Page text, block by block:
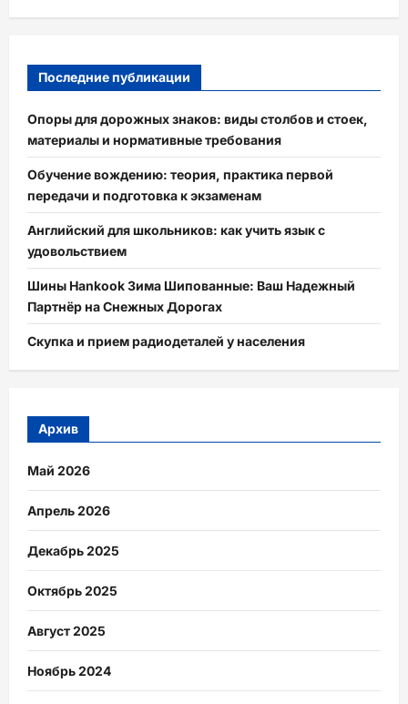
Последние публикации
Опоры для дорожных знаков: виды столбов и стоек,
материалы и нормативные требования
Обучение вождению: теория, практика первой
передачи и подготовка к экзаменам
Английский для школьников: как учить язык с
удовольствием
Шины Hankook Зима Шипованные: Ваш Надежный
Партнёр на Снежных Дорогах
Скупка и прием радиодеталей у населения
Архив
Май 2026
Апрель 2026
Декабрь 2025
Октябрь 2025
Август 2025
Ноябрь 2024